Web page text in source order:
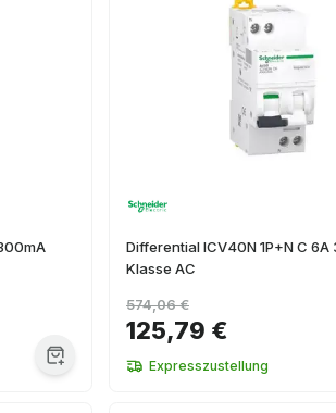
Differential ICV40N 1P+N C 6A
Klasse AC
125,79 €
574,06 €
Expresszustellung